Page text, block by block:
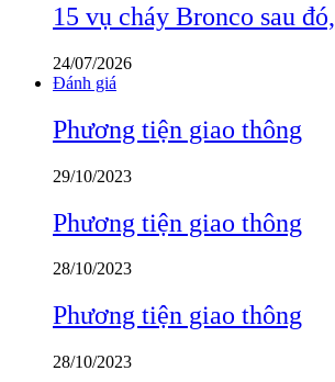
15 vụ cháy Bronco sau
24/07/2026
Đánh giá
Phương tiện giao thông
29/10/2023
Phương tiện giao thông
28/10/2023
Phương tiện giao thông
28/10/2023